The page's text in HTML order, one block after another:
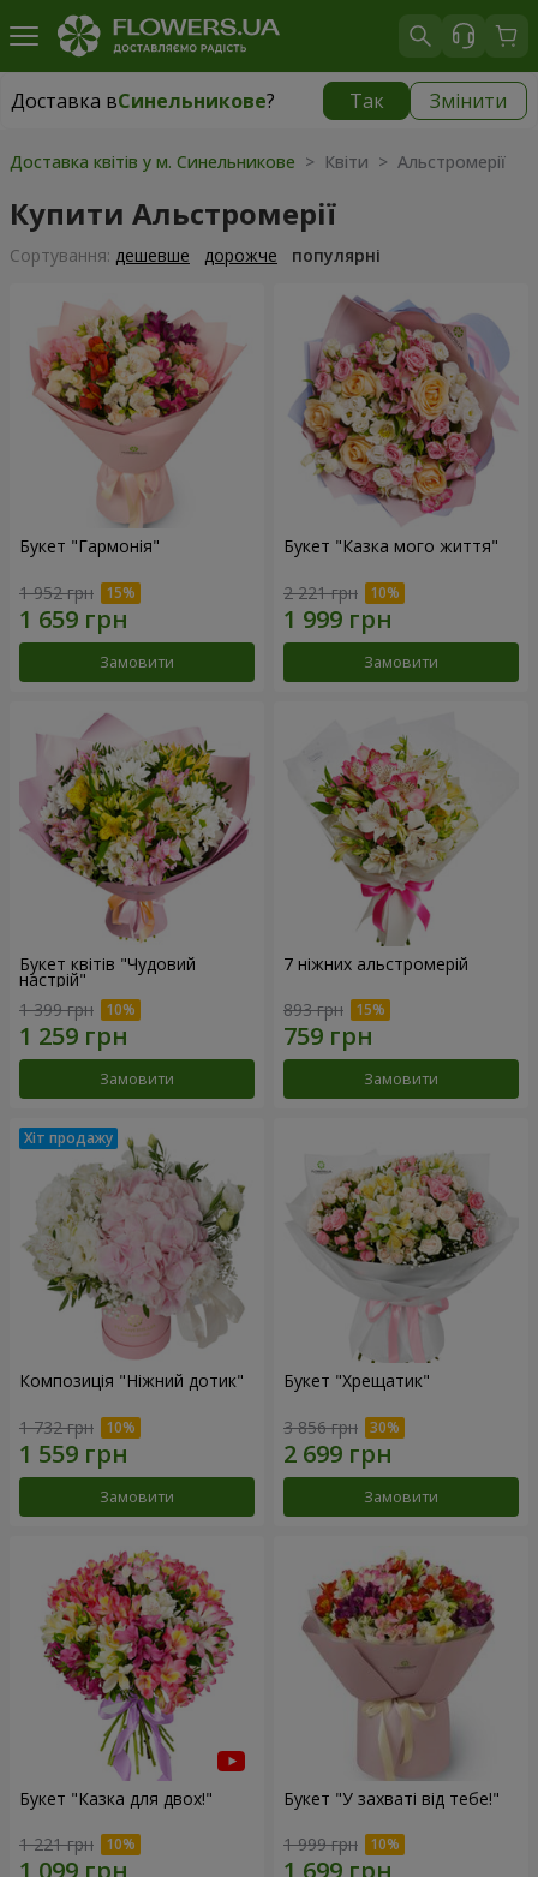
Доставка вСинельникове? Так Змінити
Доставка вСинельникове|770 грн
Доставка квітів у м. Синельникове > Квіти > Альстромерії
Купити Альстромерії
Сортування: дешевше дорожче популярні
Букет "Гармонія"
1 952 грн
Замовити
Букет "Казка мого життя"
2 221 грн
Замовити
Букет квітів "Чудовий
настрій"
1 399 грн
Замовити
7 ніжних альстромерій
893 грн
Замовити
Композиція "Ніжний дотик"
1 732 грн
Замовити
Букет "Хрещатик"
3 856 грн
Замовити
Букет "Казка для двох!"
1 221 грн
Букет "У захваті від тебе!"
1 999 грн